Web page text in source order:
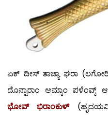
ಏಕ್ ದೀಸ್ ತಾಚ್ಯಾ ಘರಾ (ಲಗೋರಿ
ದೊನ್ಪಾರಾಂ ಆಮ್ಕಾಂ ಪಳೆಂವ್ಕ್
ಭೋವ್ ಭಿರಾಂಕುಳ್